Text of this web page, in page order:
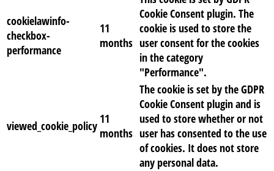
cookielawinfo-
checkbox-
performance
11
months
Cookie Consent plugin. The
cookie is used to store the
user consent for the cookies
in the category
"Performance".
viewed_cookie_policy 11
months
The cookie is set by the GDPR
Cookie Consent plugin and is
used to store whether or not
user has consented to the use
of cookies. It does not store
any personal data.